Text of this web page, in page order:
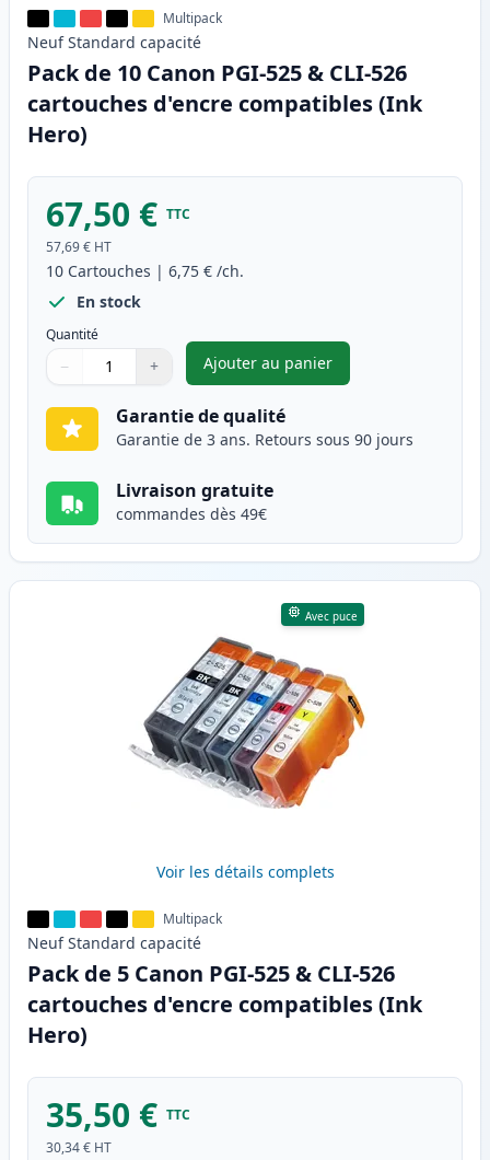
Multipack
Neuf Standard capacité
Pack de 10 Canon PGI-525 & CLI-526
cartouches d'encre compatibles (Ink
Hero)
67,50 € TTC
57,69 € HT
10 Cartouches | 6,75 € /ch.
En stock
Quantité
Quantité
Utilisez les boutons pour ajuster
− +
Quantité
Ajouter au panier
,Pack de 10 Canon PGI-525
Garantie de qualité
Garantie de 3 ans. Retours sous 90 jours
Livraison gratuite
commandes dès 49€
Avec puce
Voir les détails complets
Multipack
Neuf Standard capacité
Pack de 5 Canon PGI-525 & CLI-526
cartouches d'encre compatibles (Ink
Hero)
35,50 € TTC
30,34 € HT